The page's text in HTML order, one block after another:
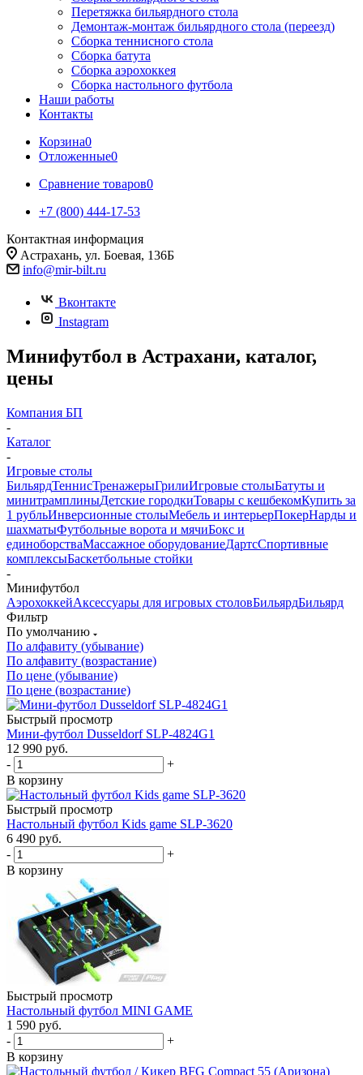
Перетяжка бильярдного стола
Демонтаж-монтаж бильярдного стола (переезд)
Сборка теннисного стола
Сборка батута
Сборка аэрохоккея
Сборка настольного футбола
Наши работы
Контакты
Корзина0
Отложенные0
Сравнение товаров0
+7 (800) 444-17-53
Контактная информация
Астрахань, ул. Боевая, 136Б
info@mir-bilt.ru
Вконтакте
Instagram
Минифутбол в Астрахани, каталог,
цены
Компания БП
-
Каталог
-
Игровые столы
БильярдТеннисТренажерыГрилиИгровые столыБатуты и
минитрамплиныДетские городкиТовары с кешбекомКупить за
1 рубльИнверсионные столыМебель и интерьерПокерНарды и
шахматыФутбольные ворота и мячиБокс и
единоборстваМассажное оборудованиеДартсСпортивные
комплексыБаскетбольные стойки
-
Минифутбол
АэрохоккейАксессуары для игровых столовБильяpдБильяpд
Фильтр
По умолчанию
По алфавиту (убывание)
По алфавиту (возрастание)
По цене (убывание)
По цене (возрастание)
Быстрый просмотр
Мини-футбол Dusseldorf SLP-4824G1
12 990 руб.
-
+
В корзину
Быстрый просмотр
Настольный футбол Kids game SLP-3620
6 490 руб.
-
+
В корзину
Быстрый просмотр
Настольный футбол MINI GAME
1 590 руб.
-
+
В корзину